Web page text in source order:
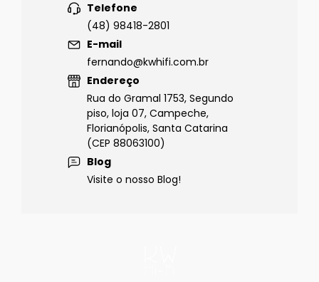
Telefone
(48) 98418-2801
E-mail
fernando@kwhifi.com.br
Endereço
Rua do Gramal 1753, Segundo
piso, loja 07, Campeche,
Florianópolis, Santa Catarina
(CEP 88063100)
Blog
Visite o nosso Blog!